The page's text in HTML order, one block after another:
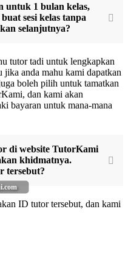
untuk 1 bulan kelas,
sesi kelas tanpa
selanjutnya?
tutor tadi untuk lengkapkan
jika anda mahu kami dapatkan
boleh pilih untuk tamatkan
dan kami akan
bayaran untuk mana-mana
di website TutorKami
khidmatnya.
tersebut?
ID tutor tersebut, dan kami